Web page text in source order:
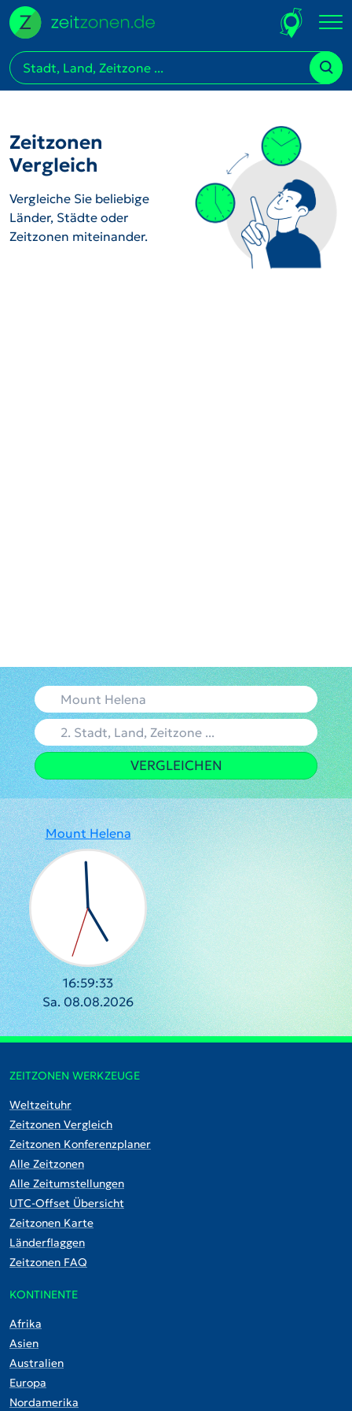
Zeitzonen
Vergleich
Vergleiche Sie beliebige
Länder, Städte oder
Zeitzonen miteinander.
VERGLEICHEN
Mount Helena
16:59:33
Sa. 08.08.2026
ZEITZONEN WERKZEUGE
Weltzeituhr
Zeitzonen Vergleich
Zeitzonen Konferenzplaner
Alle Zeitzonen
Alle Zeitumstellungen
UTC-Offset Übersicht
Zeitzonen Karte
Länderflaggen
Zeitzonen FAQ
KONTINENTE
Afrika
Asien
Australien
Europa
Nordamerika